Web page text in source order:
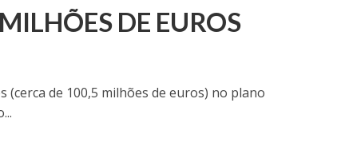
DE EUROS
de 100,5 milhões de euros) no plano